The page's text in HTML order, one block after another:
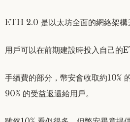
ETH 2.0 是以太坊全面的網絡架構
用戶可以在前期建設時投入自己的
手續費的部分，幣安會收取約10%
90% 的受益返還給用戶。